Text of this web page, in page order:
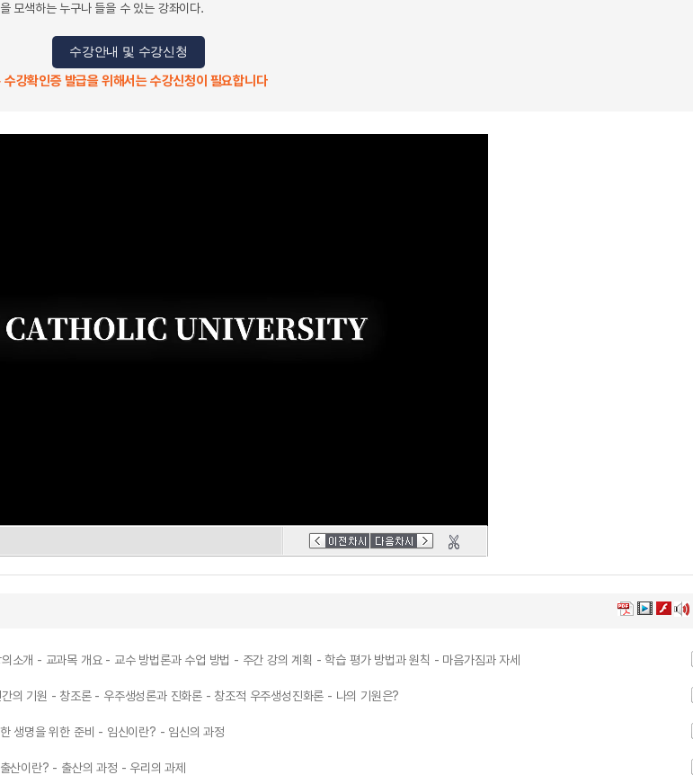
모색하는 누구나 들을 수 있는 강좌이다.
수강안내 및 수강신청
강확인증 발급을 위해서는 수강신청이 필요합니다
소개 - 교과목 개요 - 교수 방법론과 수업 방법 - 주간 강의 계획 - 학습 평가 방법과 원칙 - 마음가짐과 자세
간의 기원 - 창조론 - 우주생성론과 진화론 - 창조적 우주생성진화론 - 나의 기원은?
생명을 위한 준비 - 임신이란? - 임신의 과정
산이란? - 출산의 과정 - 우리의 과제